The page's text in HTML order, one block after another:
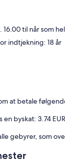
til når som
indtjekning: 18 år
at betale
byskat: 3.74
gebyrer, som